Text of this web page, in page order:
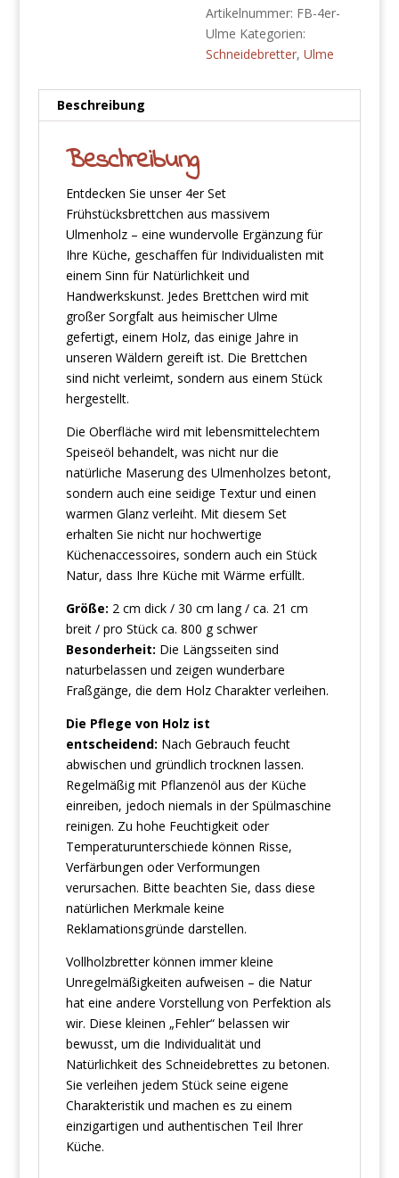
Artikelnummer: FB-4er-
Ulme Kategorien:
Schneidebretter,Ulme
Beschreibung
Beschreibung
Entdecken Sie unser 4er Set
Frühstücksbrettchen aus massivem
Ulmenholz – eine wundervolle Ergänzung für
Ihre Küche, geschaffen für Individualisten mit
einem Sinn für Natürlichkeit und
Handwerkskunst. Jedes Brettchen wird mit
großer Sorgfalt aus heimischer Ulme
gefertigt, einem Holz, das einige Jahre in
unseren Wäldern gereift ist. Die Brettchen
sind nicht verleimt, sondern aus einem Stück
hergestellt.
Die Oberfläche wird mit lebensmittelechtem
Speiseöl behandelt, was nicht nur die
natürliche Maserung des Ulmenholzes betont,
sondern auch eine seidige Textur und einen
warmen Glanz verleiht. Mit diesem Set
erhalten Sie nicht nur hochwertige
Küchenaccessoires, sondern auch ein Stück
Natur, dass Ihre Küche mit Wärme erfüllt.
Größe: 2 cm dick / 30 cm lang / ca. 21 cm
breit / pro Stück ca. 800 g schwer
Besonderheit: Die Längsseiten sind
naturbelassen und zeigen wunderbare
Fraßgänge, die dem Holz Charakter verleihen.
Die Pflege von Holz ist
entscheidend: Nach Gebrauch feucht
abwischen und gründlich trocknen lassen.
Regelmäßig mit Pflanzenöl aus der Küche
einreiben, jedoch niemals in der Spülmaschine
reinigen. Zu hohe Feuchtigkeit oder
Temperaturunterschiede können Risse,
Verfärbungen oder Verformungen
verursachen. Bitte beachten Sie, dass diese
natürlichen Merkmale keine
Reklamationsgründe darstellen.
Vollholzbretter können immer kleine
Unregelmäßigkeiten aufweisen – die Natur
hat eine andere Vorstellung von Perfektion als
wir. Diese kleinen „Fehler“ belassen wir
bewusst, um die Individualität und
Natürlichkeit des Schneidebrettes zu betonen.
Sie verleihen jedem Stück seine eigene
Charakteristik und machen es zu einem
einzigartigen und authentischen Teil Ihrer
Küche.